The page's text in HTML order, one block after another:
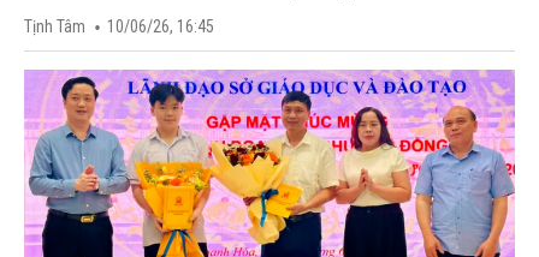
Tịnh Tâm 10/06/26, 16:45